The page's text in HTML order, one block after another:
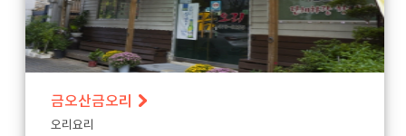
금오산금오리
오리요리